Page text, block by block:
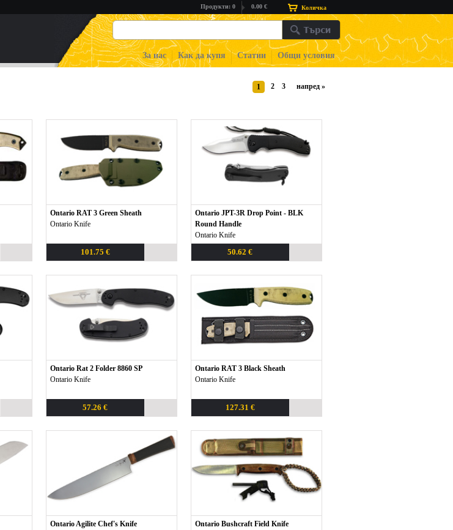
0.00 €
Продукти: 0 Количка
За нас Как да купя Статии Общи условия
1 2 3 напред»
Ontario RAT 3 Green Sheath
Ontario Knife
101.75 €
Ontario JPT-3R Drop Point - BLK
Round Handle
Ontario Knife
50.62 €
Ontario Rat 2 Folder 8860 SP
Ontario Knife
57.26 €
Ontario RAT 3 Black Sheath
Ontario Knife
127.31 €
Ontario Agilite Chef's Knife
Ontario Bushcraft Field Knife